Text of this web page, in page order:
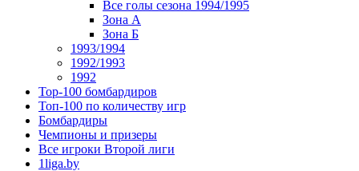
Все голы сезона 1994/1995
Зона А
Зона Б
1993/1994
1992/1993
1992
Top-100 бомбардиров
Топ-100 по количеству игр
Бомбардиры
Чемпионы и призеры
Все игроки Второй лиги
1liga.by